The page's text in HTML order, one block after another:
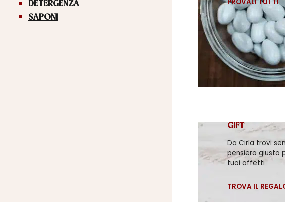
DETERGENZA
SAPONI
PROVALI TUTTI
GIFT
Da Cirla trovi
pensiero giusto
tuoi affetti
TROVA IL